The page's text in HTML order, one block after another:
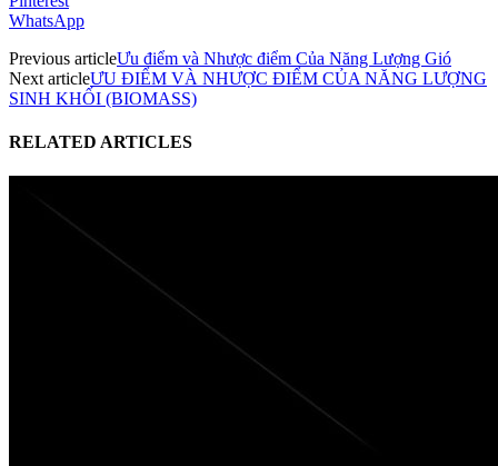
WhatsApp
Previous articleƯu điểm và Nhược điểm Của Năng Lượng Gió
Next articleƯU ĐIỂM VÀ NHƯỢC ĐIỂM CỦA NĂNG LƯỢNG
SINH KHỐI (BIOMASS)
RELATED ARTICLES